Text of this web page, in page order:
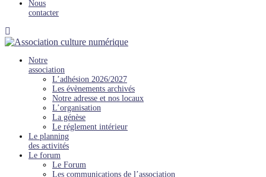
Nous
contacter
Notre
association
L’adhésion 2026/2027
Les évènements archivés
Notre adresse et nos locaux
L’organisation
La génèse
Le réglement intérieur
Le planning
des activités
Le forum
Le Forum
Les communications de l’association